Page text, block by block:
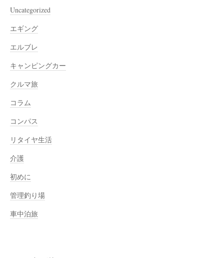
Uncategorized
エギング
エルブレ
キャンピングカー
クルマ旅
コラム
コンパス
リタイヤ生活
介護
初めに
管理釣り場
車中泊旅